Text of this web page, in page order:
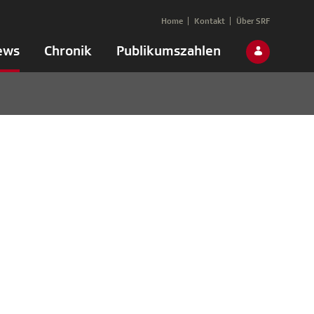
Chronik Publikumszahlen
Home Kontakt Über SRF